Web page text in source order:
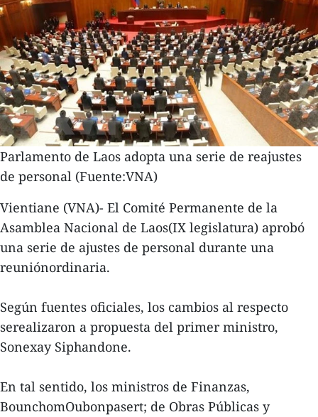
Parlamento de Laos adopta una serie de reajustes
de personal (Fuente:VNA)
Vientiane (VNA)- El Comité Permanente de la
Asamblea Nacional de Laos(IX legislatura) aprobó
una serie de ajustes de personal durante una
reuniónordinaria.
Según fuentes oficiales, los cambios al respecto
serealizaron a propuesta del primer ministro,
Sonexay Siphandone.
En tal sentido, los ministros de Finanzas,
BounchomOubonpasert; de Obras Públicas y